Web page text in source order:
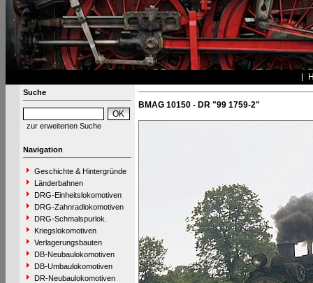
Suche
zur erweiterten Suche
Navigation
Geschichte & Hintergründe
Länderbahnen
DRG-Einheitslokomotiven
DRG-Zahnradlokomotiven
DRG-Schmalspurlok.
Kriegslokomotiven
Verlagerungsbauten
DB-Neubaulokomotiven
DB-Umbaulokomotiven
DR-Neubaulokomotiven
BMAG 10150 - DR "99 1759-2"